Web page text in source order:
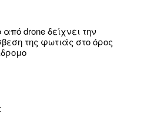
από drone δείχνει την
της φωτιάς στο όρος